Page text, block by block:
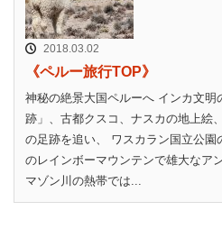
2018.03.02
《ペルー旅行TOP》
神秘の絶景大国ペルーへ インカ文明
跡」、古都クスコ、ナスカの地上絵
の足跡を追い、 ワスカラン国立公
のレインボーマウンテンで雄大なア
マゾン川の熱帯では...